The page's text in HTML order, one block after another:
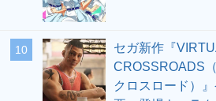
10
セガ新作『
CROSSROADS
クロスロード）